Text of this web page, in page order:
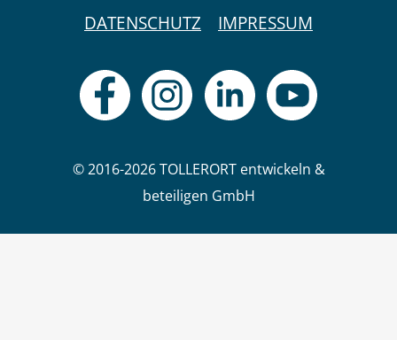
DATENSCHUTZ IMPRESSUM
© 2016-2026 TOLLERORT entwickeln &
beteiligen GmbH